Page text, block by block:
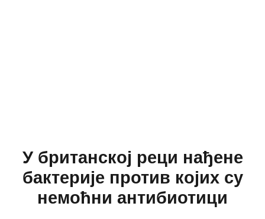
У британској реци нађене
бактерије против којих су
немоћни антибиотици